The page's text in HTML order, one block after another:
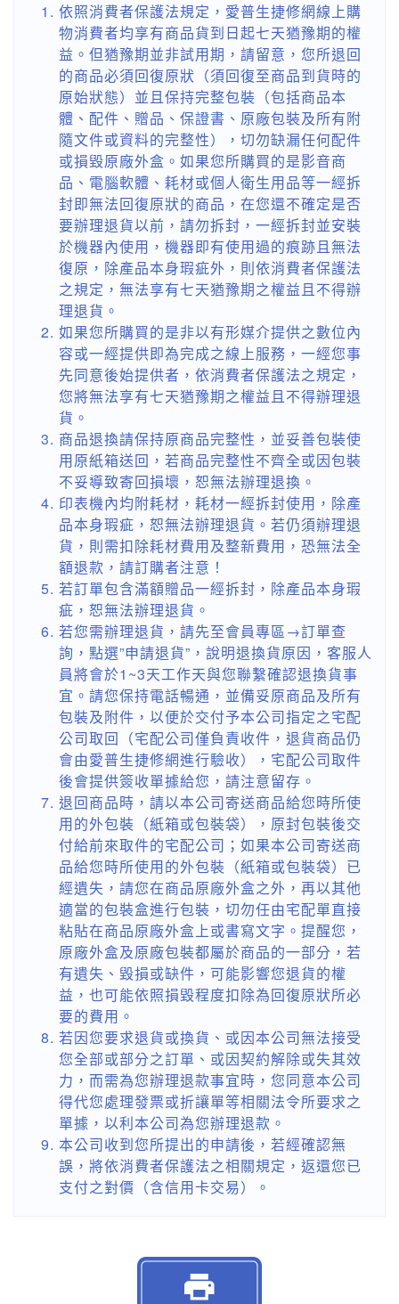
依照消費者保護法規定，愛普生捷修網線上購
物消費者均享有商品貨到日起七天猶豫期的權
益。但猶豫期並非試用期，請留意，您所退回
的商品必須回復原狀（須回復至商品到貨時的
原始狀態）並且保持完整包裝（包括商品本
體、配件、贈品、保證書、原廠包裝及所有附
隨文件或資料的完整性），切勿缺漏任何配件
或損毀原廠外盒。如果您所購買的是影音商
品、電腦軟體、耗材或個人衛生用品等一經拆
封即無法回復原狀的商品，在您還不確定是否
要辦理退貨以前，請勿拆封，一經拆封並安裝
於機器內使用，機器即有使用過的痕跡且無法
復原，除產品本身瑕疵外，則依消費者保護法
之規定，無法享有七天猶豫期之權益且不得辦
理退貨。
如果您所購買的是非以有形媒介提供之數位內
容或一經提供即為完成之線上服務，一經您事
先同意後始提供者，依消費者保護法之規定，
您將無法享有七天猶豫期之權益且不得辦理退
貨。
商品退換請保持原商品完整性，並妥善包裝使
用原紙箱送回，若商品完整性不齊全或因包裝
不妥導致寄回損壞，恕無法辦理退換。
印表機內均附耗材，耗材一經拆封使用，除產
品本身瑕疵，恕無法辦理退貨。若仍須辦理退
貨，則需扣除耗材費用及整新費用，恐無法全
額退款，請訂購者注意！
若訂單包含滿額贈品一經拆封，除產品本身瑕
疵，恕無法辦理退貨。
若您需辦理退貨，請先至會員專區→訂單查
詢，點選”申請退貨”，說明退換貨原因，客服人
員將會於1~3天工作天與您聯繫確認退換貨事
宜。請您保持電話暢通，並備妥原商品及所有
包裝及附件，以便於交付予本公司指定之宅配
公司取回（宅配公司僅負責收件，退貨商品仍
會由愛普生捷修網進行驗收），宅配公司取件
後會提供簽收單據給您，請注意留存。
退回商品時，請以本公司寄送商品給您時所使
用的外包裝（紙箱或包裝袋），原封包裝後交
付給前來取件的宅配公司；如果本公司寄送商
品給您時所使用的外包裝（紙箱或包裝袋）已
經遺失，請您在商品原廠外盒之外，再以其他
適當的包裝盒進行包裝，切勿任由宅配單直接
粘貼在商品原廠外盒上或書寫文字。提醒您，
原廠外盒及原廠包裝都屬於商品的一部分，若
有遺失、毀損或缺件，可能影響您退貨的權
益，也可能依照損毀程度扣除為回復原狀所必
要的費用。
若因您要求退貨或換貨、或因本公司無法接受
您全部或部分之訂單、或因契約解除或失其效
力，而需為您辦理退款事宜時，您同意本公司
得代您處理發票或折讓單等相關法令所要求之
單據，以利本公司為您辦理退款。
本公司收到您所提出的申請後，若經確認無
誤，將依消費者保護法之相關規定，返還您已
支付之對價（含信用卡交易）。